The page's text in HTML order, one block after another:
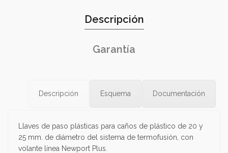
Descripción
Garantía
Descripción Esquema Documentación
Llaves de paso plásticas para caños de plástico de 20 y
25 mm. de diámetro del sistema de termofusión, con
volante línea Newport Plus.